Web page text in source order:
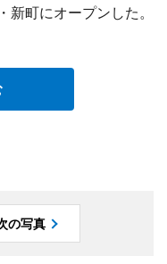
町にオープンした。
の写真